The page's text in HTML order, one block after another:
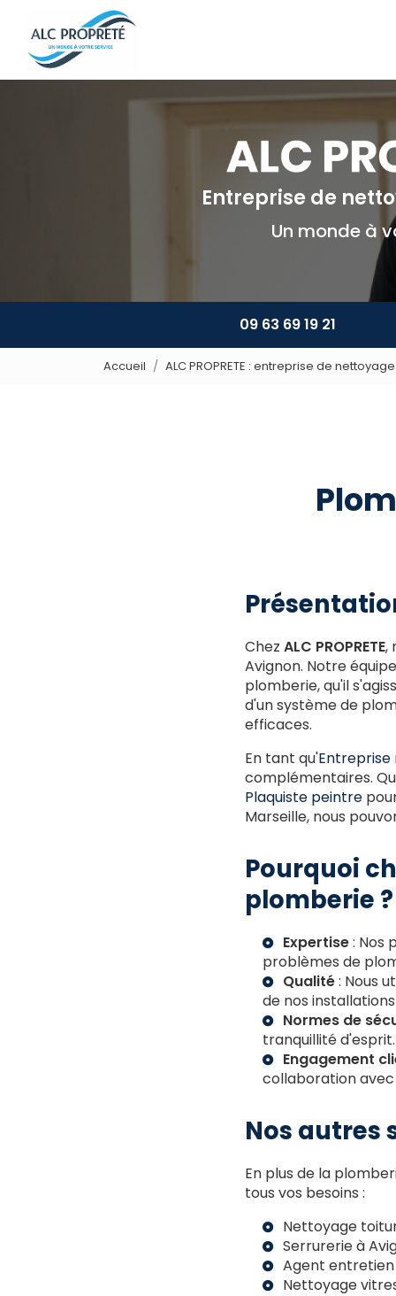
contenu
principal
Entreprise de
Un monde à
09 63 69 19 21
Accueil ALC PROPRETE : entreprise de
Chez ALC PROPRETE,
Avignon. Notre
plomberie, qu'il
d'un système de
efficaces.
En tant qu'Entreprise
complémentaires.
Plaquiste peintre
Marseille, nous
Pourquoi
plomberie ?
Expertise: Nos
problèmes de
Qualité: Nous
de nos
Normes de
tranquillité d'esprit.
Engagement
collaboration avec
Nos autres
En plus de la
tous vos besoins :
Nettoyage
Serrurerie à
Agent entretien
Nettoyage